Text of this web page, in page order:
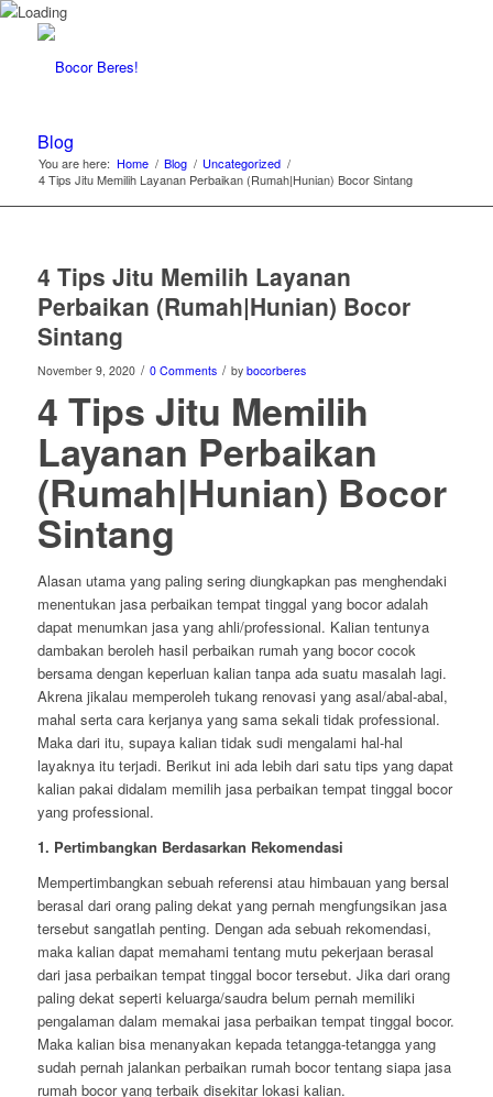
Blog
You are here: Home / Blog / Uncategorized /
4 Tips Jitu Memilih Layanan Perbaikan (Rumah|Hunian) Bocor Sintang
4 Tips Jitu Memilih Layanan
Perbaikan (Rumah|Hunian) Bocor
Sintang
November 9, 2020 / 0 Comments / by bocorberes
4 Tips Jitu Memilih
Layanan Perbaikan
(Rumah|Hunian) Bocor
Sintang
Alasan utama yang paling sering diungkapkan pas menghendaki
menentukan jasa perbaikan tempat tinggal yang bocor adalah
dapat menumkan jasa yang ahli/professional. Kalian tentunya
dambakan beroleh hasil perbaikan rumah yang bocor cocok
bersama dengan keperluan kalian tanpa ada suatu masalah lagi.
Akrena jikalau memperoleh tukang renovasi yang asal/abal-abal,
mahal serta cara kerjanya yang sama sekali tidak professional.
Maka dari itu, supaya kalian tidak sudi mengalami hal-hal
layaknya itu terjadi. Berikut ini ada lebih dari satu tips yang dapat
kalian pakai didalam memilih jasa perbaikan tempat tinggal bocor
yang professional.
1. Pertimbangkan Berdasarkan Rekomendasi
Mempertimbangkan sebuah referensi atau himbauan yang bersal
berasal dari orang paling dekat yang pernah mengfungsikan jasa
tersebut sangatlah penting. Dengan ada sebuah rekomendasi,
maka kalian dapat memahami tentang mutu pekerjaan berasal
dari jasa perbaikan tempat tinggal bocor tersebut. Jika dari orang
paling dekat seperti keluarga/saudra belum pernah memiliki
pengalaman dalam memakai jasa perbaikan tempat tinggal bocor.
Maka kalian bisa menanyakan kepada tetangga-tetangga yang
sudah pernah jalankan perbaikan rumah bocor tentang siapa jasa
rumah bocor yang terbaik disekitar lokasi kalian.